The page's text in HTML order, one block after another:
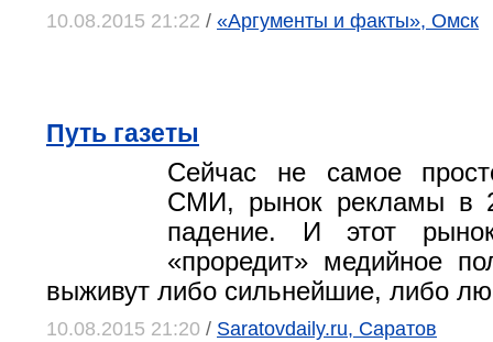
10.08.2015 21:22 / «Аргументы и факты», Омск
Путь газеты
Сейчас не самое
СМИ, рынок рекламы в
падение. И этот
«проредит» медийное
выживут либо сильнейшие, либо
10.08.2015 21:20 / Saratovdaily.ru, Саратов